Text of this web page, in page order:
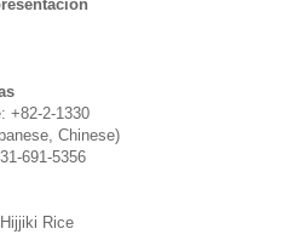
+82-2-1330
Chinese)
691-5356
Rice